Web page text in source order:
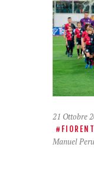
21 Ottobre
Manuel